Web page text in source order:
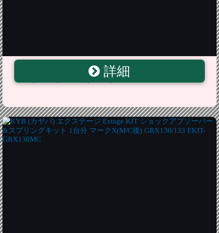
viz エアロカラー ワイパーブレード (レッド) 2本セット
トヨタ マークX ジオ (07/9〜) VIZ-WPB-RE1626-11
詳細